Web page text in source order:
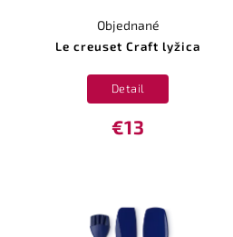
Le creuset Craft lyžica
Objednané
€13
Detail